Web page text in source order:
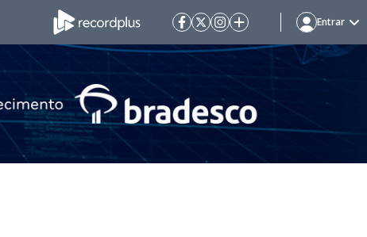
Entrar